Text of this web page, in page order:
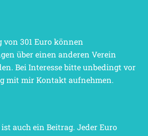
von 301 Euro können
über einen anderen Verein
Bei Interesse bitte unbedingt vor
mit mir Kontakt aufnehmen.
auch ein Beitrag. Jeder Euro